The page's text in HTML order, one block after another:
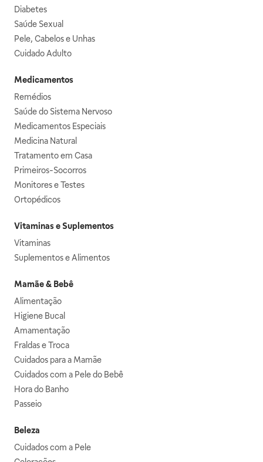
Diabetes
Saúde Sexual
Pele, Cabelos e Unhas
Cuidado Adulto
Medicamentos
Remédios
Saúde do Sistema Nervoso
Medicamentos Especiais
Medicina Natural
Tratamento em Casa
Primeiros-Socorros
Monitores e Testes
Ortopédicos
Vitaminas e Suplementos
Vitaminas
Suplementos e Alimentos
Mamãe & Bebê
Alimentação
Higiene Bucal
Amamentação
Fraldas e Troca
Cuidados para a Mamãe
Cuidados com a Pele do Bebê
Hora do Banho
Passeio
Beleza
Cuidados com a Pele